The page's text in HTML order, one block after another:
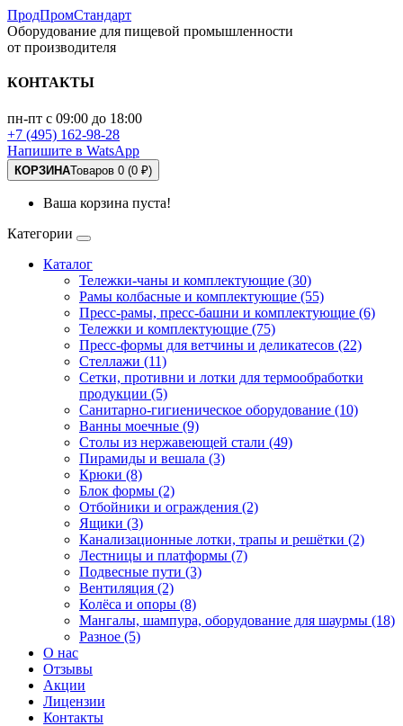
ПродПромСтандарт
Оборудование для пищевой промышленности
от производителя
КОНТАКТЫ
пн-пт с 09:00 до 18:00
+7 (495) 162-98-28
Напишите в WatsApp
КОРЗИНАТоваров 0 (0 ₽)
Ваша корзина пуста!
Категории
Каталог
Тележки-чаны и комплектующие (30)
Рамы колбасные и комплектующие (55)
Пресс-рамы, пресс-башни и комплектующие (6)
Тележки и комплектующие (75)
Пресс-формы для ветчины и деликатесов (22)
Стеллажи (11)
Сетки, противни и лотки для термообработки
продукции (5)
Санитарно-гигиеническое оборудование (10)
Ванны моечные (9)
Столы из нержавеющей стали (49)
Пирамиды и вешала (3)
Крюки (8)
Блок формы (2)
Отбойники и ограждения (2)
Ящики (3)
Канализационные лотки, трапы и решётки (2)
Лестницы и платформы (7)
Подвесные пути (3)
Вентиляция (2)
Колёса и опоры (8)
Мангалы, шампура, оборудование для шаурмы (18)
Разное (5)
О нас
Отзывы
Акции
Лицензии
Контакты